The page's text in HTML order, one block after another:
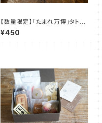
【数量限定】「たまれ万博」タトゥ
ーシール （たまれ万博イラストカ
ラー）
¥450